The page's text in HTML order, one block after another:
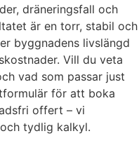
dräneringsfall och
är en torr, stabil och
byggnadens livslängd
Vill du veta
vad som passar just
för att boka
offert – vi
tydlig kalkyl.